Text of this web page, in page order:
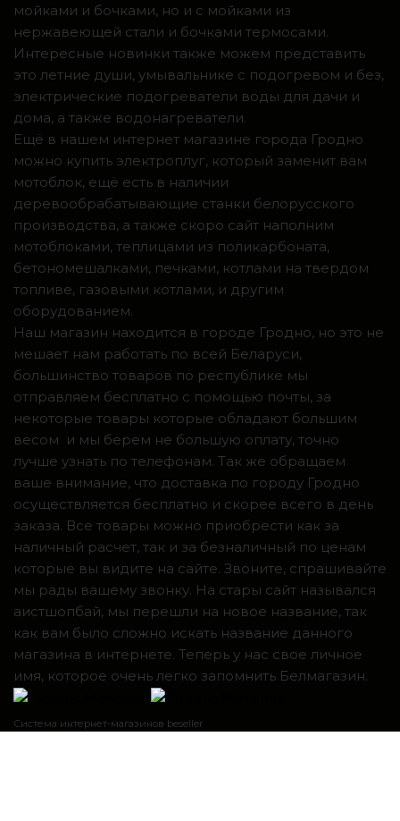
мойками и бочками, но и с мойками из
нержавеющей стали и бочками термосами.
Интересные новинки также можем представить
это летние души, умывальнике с подогревом и без,
электрические подогреватели воды для дачи и
дома, а также водонагреватели.
Ещё в нашем интернет магазине города Гродно
можно купить электроплуг, который заменит вам
мотоблок, ещё есть в наличии
деревообрабатывающие станки белорусского
производства, а также скоро сайт наполним
мотоблоками, теплицами из поликарбоната,
бетономешалками, печками, котлами на твердом
топливе, газовыми котлами, и другим
оборудованием.
Наш магазин находится в городе Гродно, но это не
мешает нам работать по всей Беларуси,
большинство товаров по республике мы
отправляем бесплатно с помощью почты, за
некоторые товары которые обладают большим
весом и мы берем не большую оплату, точно
лучше узнать по телефонам. Так же обращаем
ваше внимание, что доставка по городу Гродно
осуществляется бесплатно и скорее всего в день
заказа. Все товары можно приобрести как за
наличный расчет, так и за безналичный по ценам
которые вы видите на сайте. Звоните, спрашивайте
мы рады вашему звонку. На стары сайт назывался
аистшопбай, мы перешли на новое название, так
как вам было сложно искать название данного
магазина в интернете. Теперь у нас свое личное
имя, которое очень легко запомнить Белмагазин.
Система интернет-магазинов beseller